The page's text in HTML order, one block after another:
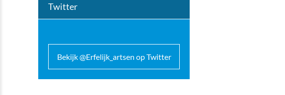
Twitter
Bekijk @Erfelijk_artsen op Twitter